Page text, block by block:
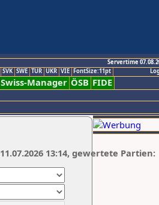
Servertime
SVK SWE TUR UKR VIE FontSize:11pt
Swiss-Manager ÖSB FIDE
13:14, gewertete Partien: